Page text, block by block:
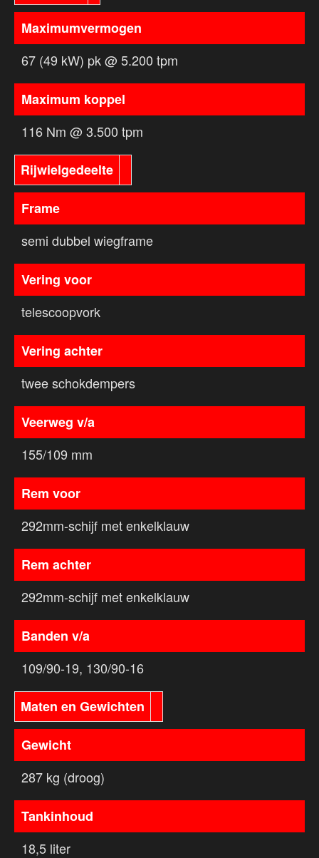
Maximumvermogen
67 (49 kW) pk @ 5.200 tpm
Maximum koppel
116 Nm @ 3.500 tpm
Rijwielgedeelte
Frame
semi dubbel wiegframe
Vering voor
telescoopvork
Vering achter
twee schokdempers
Veerweg v/a
155/109 mm
Rem voor
292mm-schijf met enkelklauw
Rem achter
292mm-schijf met enkelklauw
Banden v/a
109/90-19, 130/90-16
Maten en Gewichten
Gewicht
287 kg (droog)
Tankinhoud
18,5 liter